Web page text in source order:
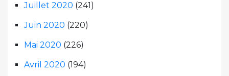
Juillet 2020 (241)
Juin 2020 (220)
Mai 2020 (226)
Avril 2020 (194)